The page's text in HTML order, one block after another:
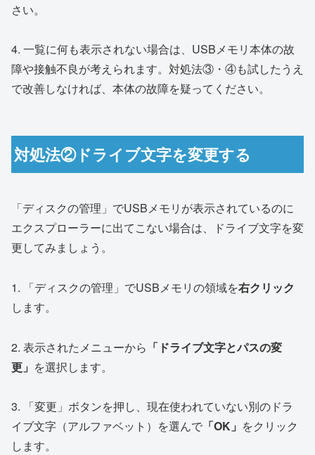
さい。
4. 一覧に何も表示されない場合は、USBメモリ本体の故
障や接触不良が考えられます。対処法③・④も試したうえ
で改善しなければ、本体の故障を疑ってください。
対処法②ドライブ文字を変更する
「ディスクの管理」でUSBメモリが表示されているのに
エクスプローラーに出てこない場合は、ドライブ文字を変
更してみましょう。
1. 「ディスクの管理」でUSBメモリの領域を右クリック
します。
2. 表示されたメニューから 「ドライブ文字とパスの変
更」 を選択します。
3. 「変更」ボタンを押し、現在使われていない別のドラ
イブ文字（アルファベット）を選んで 「OK」 をクリック
します。